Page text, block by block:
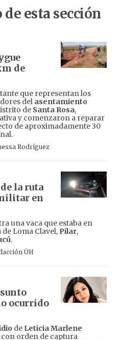
esta sección
de
que representan los
del asentamiento
de Santa Rosa,
y comenzaron a reparar
de aproximadamente 30
Rodríguez
la ruta
en
una vaca que estaba en
Loma Clavel, Pilar,
.
ÚH
ocurrido
de Leticia Marlene
orden de captura